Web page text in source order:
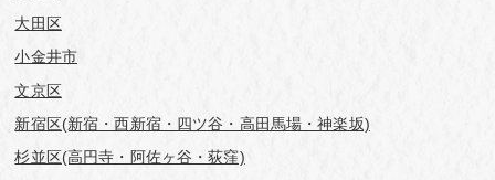
大田区
小金井市
文京区
新宿区(新宿・西新宿・四ツ谷・高田馬場・神楽坂)
杉並区(高円寺・阿佐ヶ谷・荻窪)